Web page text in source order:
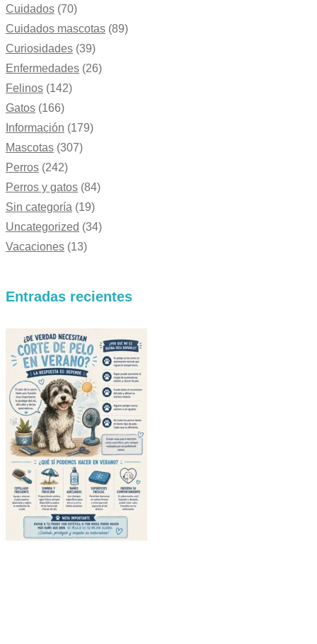
Cuidados (70)
Cuidados mascotas (89)
Curiosidades (39)
Enfermedades (26)
Felinos (142)
Gatos (166)
Información (179)
Mascotas (307)
Perros (242)
Perros y gatos (84)
Sin categoría (19)
Uncategorized (34)
Vacaciones (13)
Entradas recientes